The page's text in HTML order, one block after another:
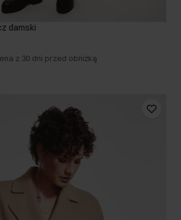
damski
z 30 dni przed obniżką